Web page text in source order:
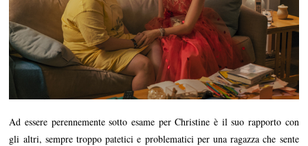
Ad essere perennemente sotto esame per Christine è il suo rapporto con
gli altri, sempre troppo patetici e problematici per una ragazza che sente